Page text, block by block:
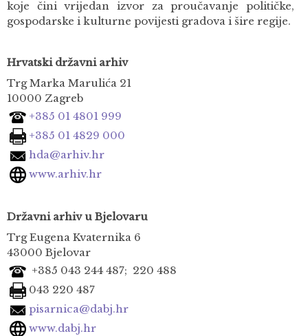
koje čini vrijedan izvor za proučavanje političke,
gospodarske i kulturne povijesti gradova i šire regije.
Hrvatski državni arhiv
Trg Marka Marulića 21
10000 Zagreb
+385 01 4801 999
+385 01 4829 000
hda@arhiv.hr
www.arhiv.hr
Državni arhiv u Bjelovaru
Trg Eugena Kvaternika 6
43000 Bjelovar
+385 043 244 487; 220 488
043 220 487
pisarnica@dabj.hr
www.dabj.hr